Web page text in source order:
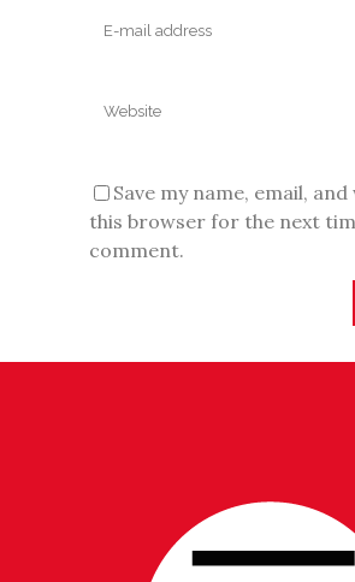
Save my name, email,
this browser for the next
comment.